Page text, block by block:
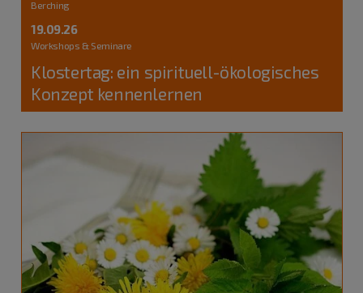
Berching
19.09.26
Workshops & Seminare
Klostertag: ein spirituell-ökologisches
Konzept kennenlernen